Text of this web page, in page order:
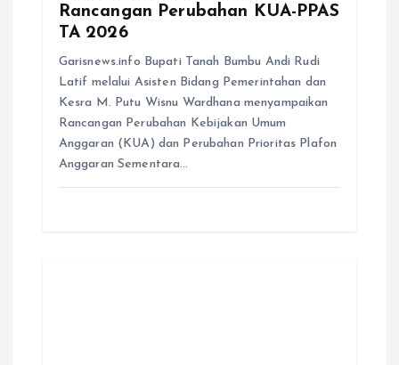
Pemkab Tanbu Sampaikan
Rancangan Perubahan KUA-PPAS
TA 2026
Garisnews.info Bupati Tanah Bumbu Andi Rudi
Latif melalui Asisten Bidang Pemerintahan dan
Kesra M. Putu Wisnu Wardhana menyampaikan
Rancangan Perubahan Kebijakan Umum
Anggaran (KUA) dan Perubahan Prioritas Plafon
Anggaran Sementara…